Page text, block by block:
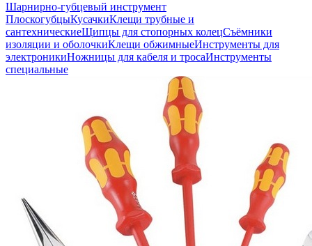
Шарнирно-губцевый инструмент
ПлоскогубцыКусачкиКлещи трубные и
сантехническиеЩипцы для стопорных колецСъёмники
изоляции и оболочкиКлещи обжимныеИнструменты для
электроникиНожницы для кабеля и тросаИнструменты
специальные